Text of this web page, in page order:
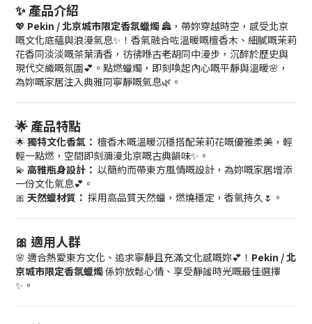
✨ 產品介紹
💖 Pekin / 北京城市限定香氛蠟燭🏯，帶妳穿越時空，感受北京
嘅文化底蘊與浪漫氣息✨！香氣融合咗溫暖嘅檀香木、細膩嘅茉莉
花香同淡淡嘅茶葉清香，彷彿喺古老胡同中漫步，沉醉於歷史與
現代交織嘅氛圍💕。點燃蠟燭，即刻喚起內心嘅平靜與溫暖🌸，
為妳嘅家居注入典雅同寧靜嘅氣息🌿。
🌟 產品特點
🌟 獨特文化香氣： 檀香木嘅溫暖沉穩搭配茉莉花嘅優雅柔美，輕
輕一點燃，空間即刻瀰漫北京嘅古典韻味✨。
💫 高雅瓶身設計： 以簡約而帶東方風情嘅設計，為妳嘅家居增添
一份文化氣息💕。
🎀 天然蠟材質： 採用高品質天然蠟，燃燒穩定，香氣持久🌷。
🎀 適用人群
🌸 適合熱愛東方文化、追求寧靜且充滿文化感嘅妳💕！ Pekin / 北
京城市限定香氛蠟燭係妳放鬆心情、享受靜謐時光嘅最佳選擇
✨。